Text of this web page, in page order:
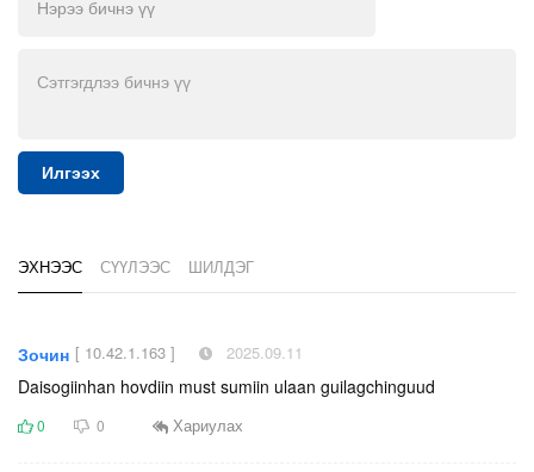
Илгээх
ЭХНЭЭС СҮҮЛЭЭС ШИЛДЭГ
Зочин [ 10.42.1.163 ] 2025.09.11
Daisogiinhan hovdiin must sumiin ulaan guilagchinguud
0 0 Хариулах